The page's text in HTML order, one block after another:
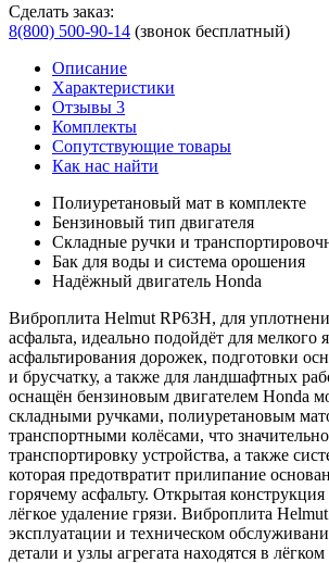
Сделать заказ:
8(800) 500-90-14 (звонок бесплатный)
Описание
Характеристики
Отзывы 3
Комплекты
Сопутствующие товары
Как нас найти
Полиуретановый мат в комплекте
Бензиновый тип двигателя
Складные ручки и
Бак для воды и система орошения
Надёжный двигатель Honda
Виброплита Helmut RP63H, для
асфальта, идеально подойдёт для мелкого
асфальтирования дорожек, подготовки
и брусчатку, а также для ландшафтных
оснащён бензиновым двигателем Honda
складными ручками, полиуретановым
транспортными колёсами, что
транспортировку устройства, а также
которая предотвратит прилипание
горячему асфальту. Открытая конструкция
лёгкое удаление грязи. Виброплита
эксплуатации и техническом
детали и узлы агрегата находятся в лёгком